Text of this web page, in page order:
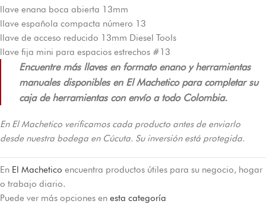
llave enana boca abierta 13mm
llave española compacta número 13
llave de acceso reducido 13mm Diesel Tools
llave fija mini para espacios estrechos #13
Encuentre más llaves en formato enano y herramientas
manuales disponibles en El Machetico para completar su
caja de herramientas con envío a todo Colombia.
En El Machetico verificamos cada producto antes de enviarlo
desde nuestra bodega en Cúcuta. Su inversión está protegida.
En El Machetico encuentra productos útiles para su negocio, hogar
o trabajo diario.
Puede ver más opciones en esta categoría